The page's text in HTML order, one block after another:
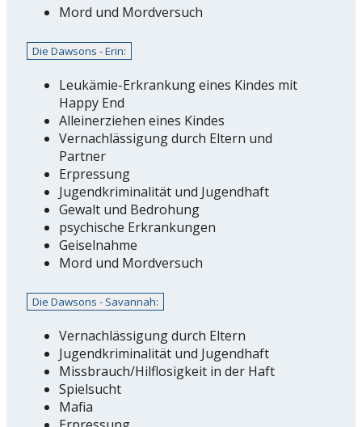
Mord und Mordversuch
Die Dawsons - Erin:
Leukämie-Erkrankung eines Kindes mit
Happy End
Alleinerziehen eines Kindes
Vernachlässigung durch Eltern und
Partner
Erpressung
Jugendkriminalität und Jugendhaft
Gewalt und Bedrohung
psychische Erkrankungen
Geiselnahme
Mord und Mordversuch
Die Dawsons - Savannah:
Vernachlässigung durch Eltern
Jugendkriminalität und Jugendhaft
Missbrauch/Hilflosigkeit in der Haft
Spielsucht
Mafia